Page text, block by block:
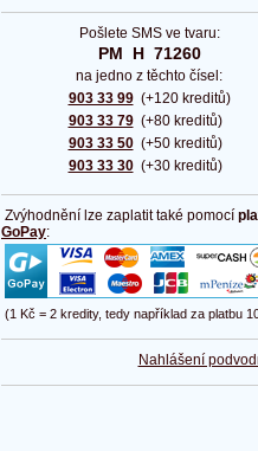
Pošlete SMS ve tvaru:
PM  H  71260
na jedno z těchto čísel:
903 33 99
903 33 79
903 33 50
903 33 30
(+120 kreditů)
(+80 kreditů)
(+50 kreditů)
(+30 kreditů)
Zvýhodnění lze zaplatit také pomocí
GoPay:
(1 Kč = 2 kredity, tedy například za platbu
Nahlášení